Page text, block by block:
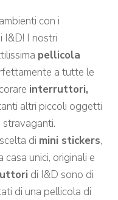
con i
I&D! I nostri
pellicola
a tutte le
interruttori,
altri piccoli oggetti
stravaganti.
di mini stickers,
unici, originali e
di I&D sono di
di una pellicola di